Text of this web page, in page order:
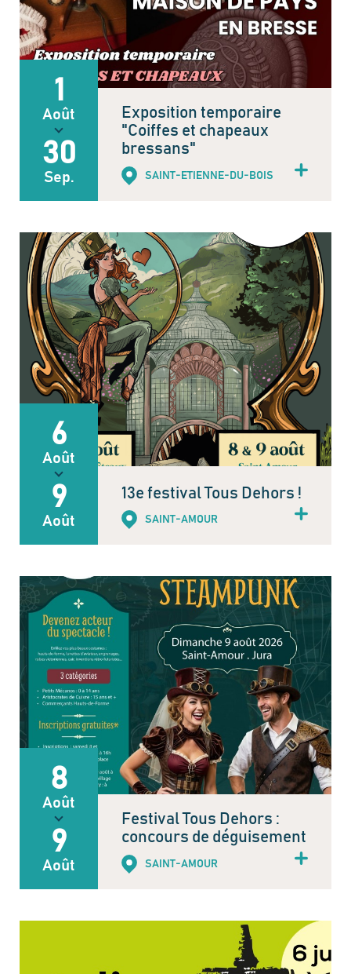
1
Août
30
Sep.
Exposition temporaire
"Coiffes et chapeaux
bressans"
SAINT-ETIENNE-DU-BOIS
6
Août
9
Août
13e festival Tous Dehors !
SAINT-AMOUR
8
Août
9
Août
Festival Tous Dehors :
concours de déguisement
SAINT-AMOUR